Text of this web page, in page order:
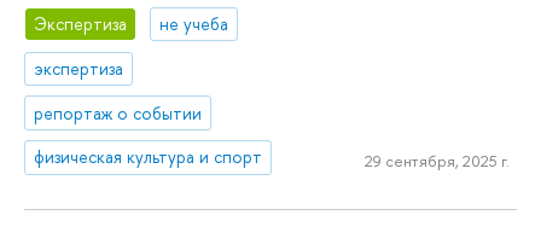
Экспертиза
не учеба
экспертиза
репортаж о событии
физическая культура и спорт
29 сентября, 2025 г.